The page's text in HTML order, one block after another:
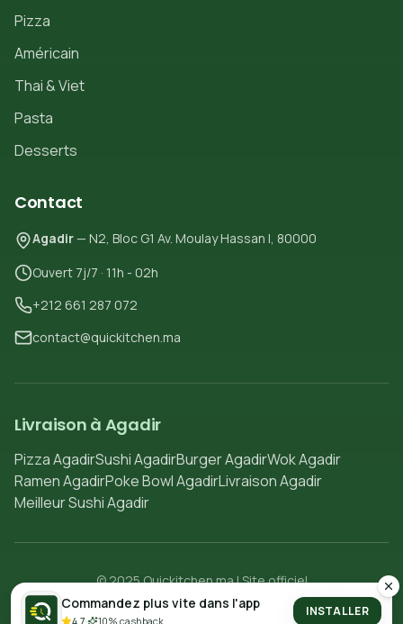
Pizza
Américain
Thai & Viet
Pasta
Desserts
Contact
Agadir— N2, Bloc G1 Av. Moulay Hassan I, 80000
Ouvert 7j/7 · 11h - 02h
+212 661 287 072
contact@quickitchen.ma
Livraison à Agadir
Pizza AgadirSushi AgadirBurger AgadirWok Agadir
Ramen AgadirPoke Bowl AgadirLivraison Agadir
Meilleur Sushi Agadir
© 2025 Quickitchen.ma | Site officiel
Politique de confidentialitéConditions d'utilisation
Commandez plus vite dans l'app
4.7· 10% cashback
INSTALLER